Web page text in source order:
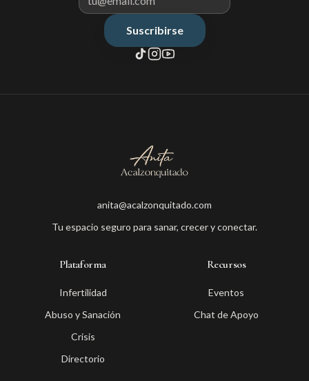
Correo electrónico para
Suscribirse
anita@acalzonquitado.com
Tu espacio seguro para sanar, crecer y conectar.
Plataforma
Infertilidad
Abuso y Sanación
Crisis
Directorio
Recursos
Eventos
Chat de Apoyo